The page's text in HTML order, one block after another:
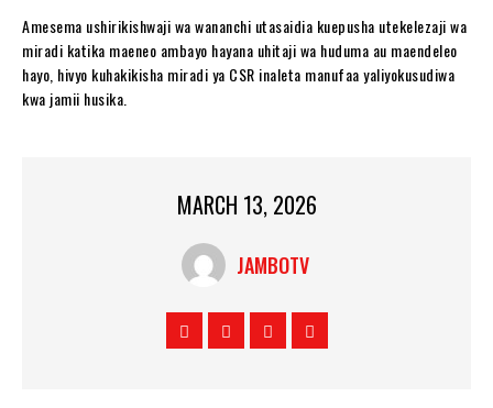
Amesema ushirikishwaji wa wananchi utasaidia kuepusha utekelezaji wa
miradi katika maeneo ambayo hayana uhitaji wa huduma au maendeleo
hayo, hivyo kuhakikisha miradi ya CSR inaleta manufaa yaliyokusudiwa
kwa jamii husika.
MARCH 13, 2026
JAMBOTV